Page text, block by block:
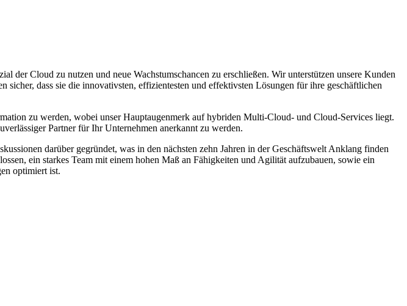
der Cloud zu nutzen und neue Wachstumschancen zu erschließen. Wir unterstützen unsere Kunden
dass sie die innovativsten, effizientesten und effektivsten Lösungen für ihre geschäftlichen
zu werden, wobei unser Hauptaugenmerk auf hybriden Multi-Cloud- und Cloud-Services liegt.
Partner für Ihr Unternehmen anerkannt zu werden.
darüber gegründet, was in den nächsten zehn Jahren in der Geschäftswelt Anklang finden
ein starkes Team mit einem hohen Maß an Fähigkeiten und Agilität aufzubauen, sowie ein
optimiert ist.